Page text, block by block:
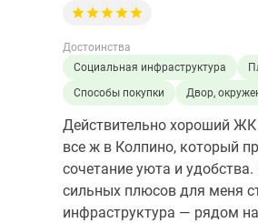
Достоинства
Социальная инфраструктура
Способы покупки
Двор,
Действительно хороший ЖК
все ж в Колпино, который
сочетание уюта и
сильных плюсов для меня
инфраструктура — рядом